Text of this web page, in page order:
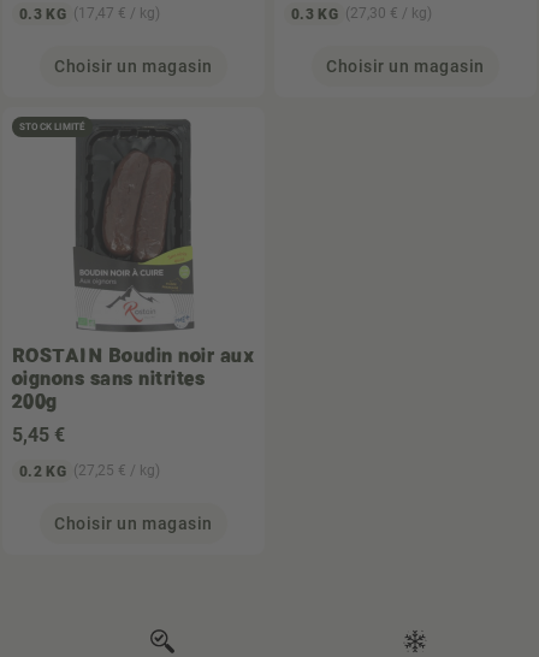
0.3 KG (17,47 € / kg)
Choisir un magasin
0.3 KG (27,30 € / kg)
Choisir un magasin
STOCK LIMITÉ
ROSTAIN Boudin noir aux
oignons sans nitrites
200g
5,45 €
0.2 KG (27,25 € / kg)
Choisir un magasin